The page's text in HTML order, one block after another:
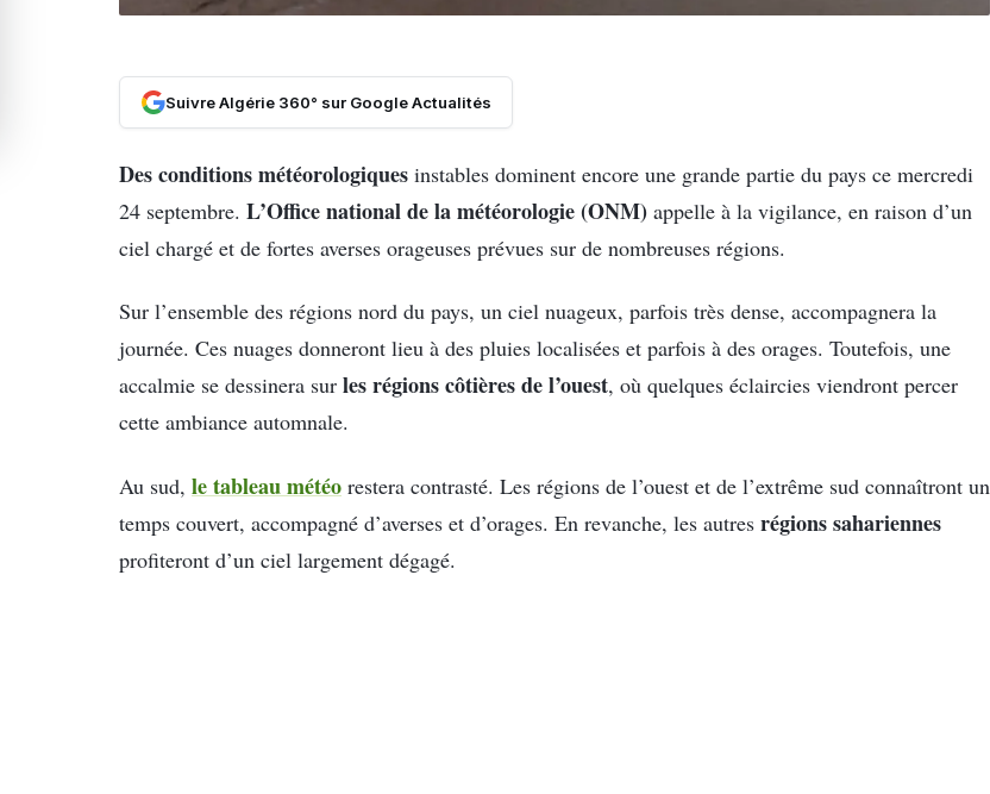
Suivre Algérie 360° sur Google Actualités
Des conditions météorologiques instables dominent encore une grande partie du pays ce mercredi
24 septembre. L’Office national de la météorologie (ONM) appelle à la vigilance, en raison d’un
ciel chargé et de fortes averses orageuses prévues sur de nombreuses régions.
Sur l’ensemble des régions nord du pays, un ciel nuageux, parfois très dense, accompagnera la
journée. Ces nuages donneront lieu à des pluies localisées et parfois à des orages. Toutefois, une
accalmie se dessinera sur les régions côtières de l’ouest, où quelques éclaircies viendront percer
cette ambiance automnale.
Au sud, le tableau météo restera contrasté. Les régions de l’ouest et de l’extrême sud connaîtront un
temps couvert, accompagné d’averses et d’orages. En revanche, les autres régions sahariennes
profiteront d’un ciel largement dégagé.